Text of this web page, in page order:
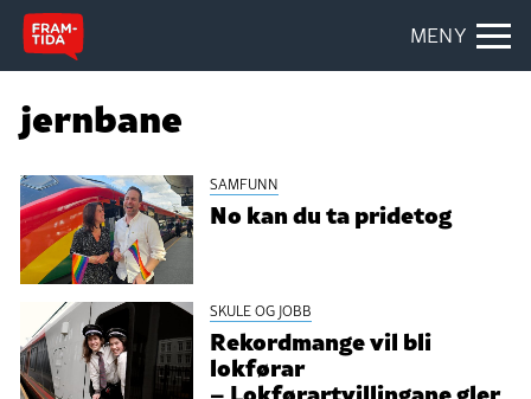
MENY
jernbane
SAMFUNN
No kan du ta pridetog
SKULE OG JOBB
Rekordmange vil bli
lokførar
– Lokførartvillingane gler